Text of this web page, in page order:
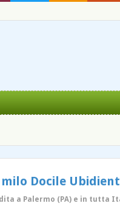
Docile
a Palermo (PA) e in tutta